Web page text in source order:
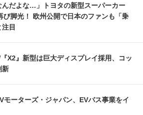
んだよな…」トヨタの新型スーパーカー
び脚光！ 欧州公開で日本のファンも「乗
目
X2』新型は巨大ディスプレイ採用、コッ
新
モーターズ・ジャパン、EVバス事業をイ